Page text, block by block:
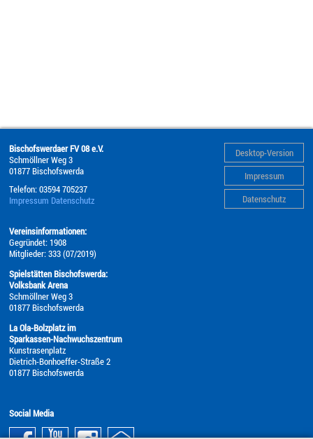
Desktop-Version
Impressum
Datenschutz
Bischofswerdaer FV 08 e.V.
Schmöllner Weg 3
01877 Bischofswerda
Telefon:03594 705237
Impressum Datenschutz
Vereinsinformationen:
Gegründet: 1908
Mitglieder: 333 (07/2019)
Spielstätten Bischofswerda:
Volksbank Arena
Schmöllner Weg 3
01877 Bischofswerda
La Ola-Bolzplatz im
Sparkassen-Nachwuchszentrum
Kunstrasenplatz
Dietrich-Bonhoeffer-Straße 2
01877 Bischofswerda
Social Media